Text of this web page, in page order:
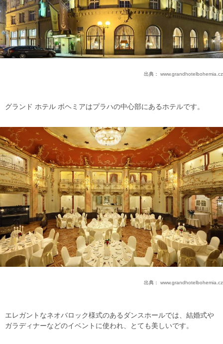
出典： www.grandhotelbohemia.cz
グランド ホテル ボヘミアはプラハの中心部にあるホテルです。
出典： www.grandhotelbohemia.cz
エレガントなネオバロック様式のあるダンスホールでは、結婚式や
ガラディナーなどのイベントに使われ、とても美しいです。